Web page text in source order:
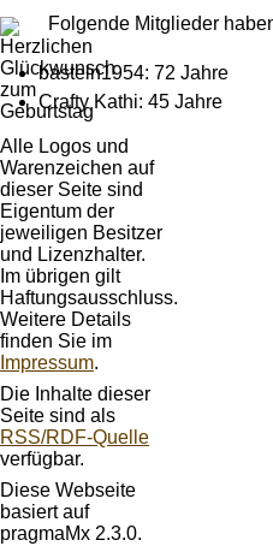
Folgende Mitglieder
basteln1954: 72 Jahre
Crafty Kathi: 45 Jahre
Alle Logos und
Warenzeichen auf
dieser Seite sind
Eigentum der
jeweiligen Besitzer
und Lizenzhalter.
Im übrigen gilt
Haftungsausschluss.
Weitere Details
finden Sie im
Impressum.
Die Inhalte dieser
Seite sind als
RSS/RDF-Quelle
verfügbar.
Diese Webseite
basiert auf
pragmaMx 2.3.0.